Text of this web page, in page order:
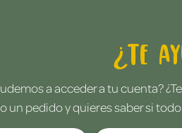
¿Te
a acceder a tu cuenta?
un pedido y quieres saber si